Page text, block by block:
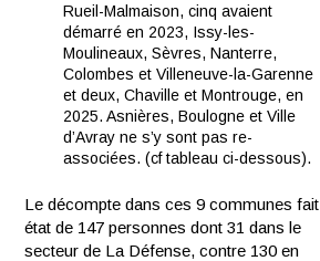
Rueil-Malmaison, cinq avaient
démarré en 2023, Issy-les-
Moulineaux, Sèvres, Nanterre,
Colombes et Villeneuve-la-Garenne
et deux, Chaville et Montrouge, en
2025. Asnières, Boulogne et Ville
d’Avray ne s’y sont pas re-
associées. (cf tableau ci-dessous).
Le décompte dans ces 9 communes fait
état de 147 personnes dont 31 dans le
secteur de La Défense, contre 130 en